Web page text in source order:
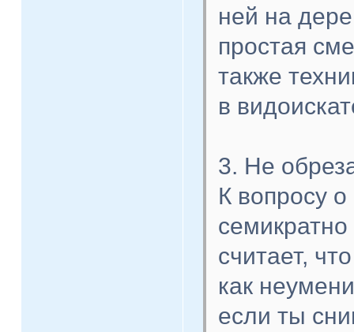
ней на
простая
также
в
3. Не
К вопросу
считает,
как
если ты